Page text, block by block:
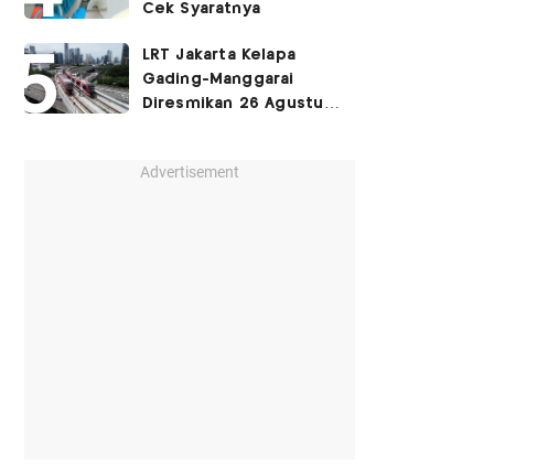
Cek Syaratnya
LRT Jakarta Kelapa
Gading-Manggarai
Diresmikan 26 Agustus
Advertisement